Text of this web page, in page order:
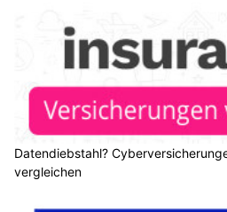
Datendiebstahl?
vergleichen